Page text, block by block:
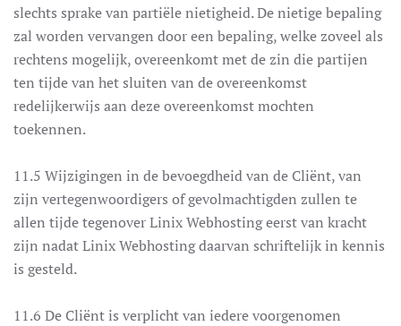
slechts sprake van partiële nietigheid. De nietige bepaling
zal worden vervangen door een bepaling, welke zoveel als
rechtens mogelijk, overeenkomt met de zin die partijen
ten tijde van het sluiten van de overeenkomst
redelijkerwijs aan deze overeenkomst mochten
toekennen.
11.5 Wijzigingen in de bevoegdheid van de Cliënt, van
zijn vertegenwoordigers of gevolmachtigden zullen te
allen tijde tegenover Linix Webhosting eerst van kracht
zijn nadat Linix Webhosting daarvan schriftelijk in kennis
is gesteld.
11.6 De Cliënt is verplicht van iedere voorgenomen